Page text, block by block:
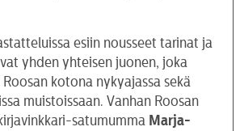
esiin nousseet tarinat ja
yhden yhteisen juonen, joka
kotona nykyajassa sekä
muistoissaan. Vanhan Roosan
satumumma Marja-